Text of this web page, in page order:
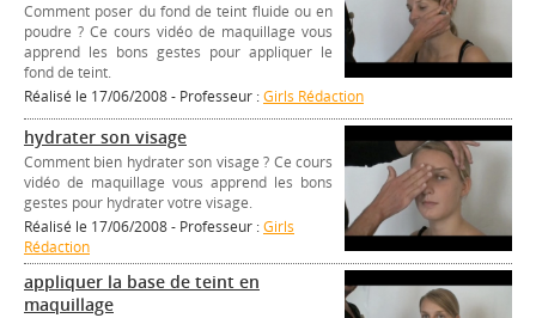
Comment poser du fond de teint fluide ou en
poudre ? Ce cours vidéo de maquillage vous
apprend les bons gestes pour appliquer le
fond de teint.
Réalisé le 17/06/2008 - Professeur :Girls Rédaction
hydrater son visage
Comment bien hydrater son visage ? Ce cours
vidéo de maquillage vous apprend les bons
gestes pour hydrater votre visage.
Réalisé le 17/06/2008 - Professeur :Girls
Rédaction
appliquer la base de teint en
maquillage